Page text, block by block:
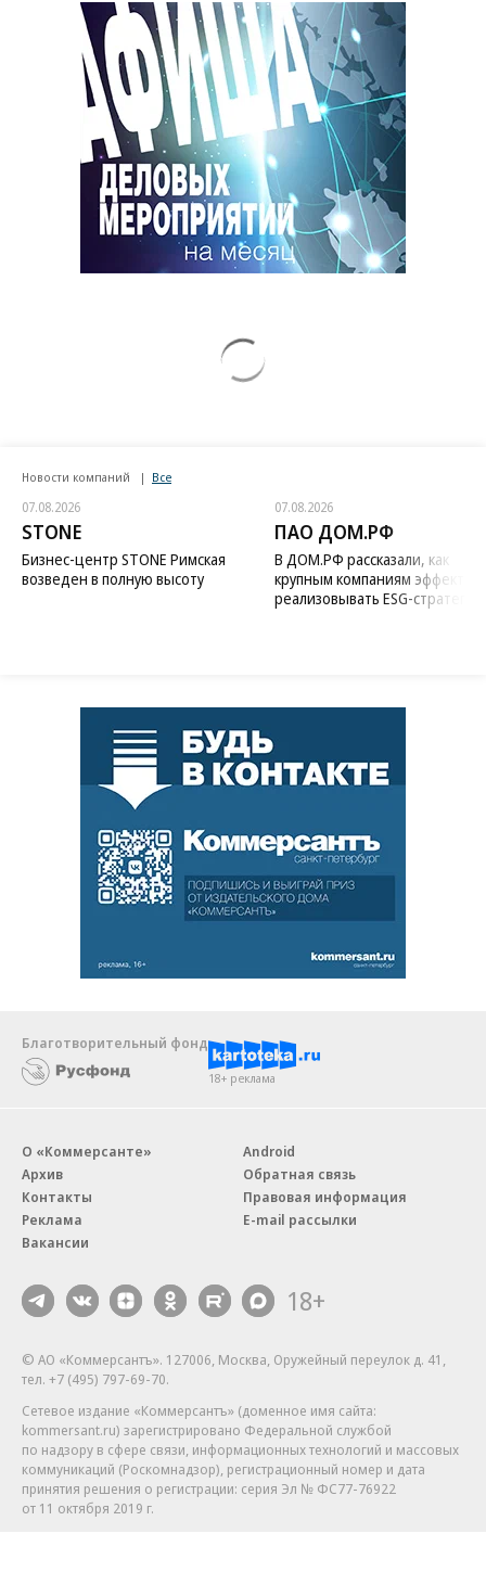
Новости компаний Все
07.08.2026
STONE
Бизнес-центр STONE Римская
возведен в полную высоту
07.08.2026
ПАО ДОМ.РФ
В ДОМ.РФ рассказали, как
крупным компаниям
реализовывать ESG-стратегию
Благотворительный фонд
18+ реклама
О «Коммерсанте»
Архив
Контакты
Реклама
Вакансии
Android
Обратная связь
Правовая информация
E-mail рассылки
18+
© АО «Коммерсантъ». 127006, Москва, Оружейный переулок д. 41,
тел. +7 (495) 797-69-70.
Сетевое издание «Коммерсантъ» (доменное имя сайта:
kommersant.ru) зарегистрировано Федеральной службой
по надзору в сфере связи, информационных технологий и массовых
коммуникаций (Роскомнадзор), регистрационный номер и дата
принятия решения о регистрации: серия Эл № ФС77-76922
от 11 октября 2019 г.